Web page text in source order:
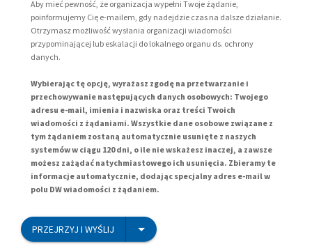
Aby mieć pewność, że organizacja wypełni Twoje żądanie,
poinformujemy Cię e-mailem, gdy nadejdzie czas na dalsze działanie.
Otrzymasz możliwość wysłania organizacji wiadomości
przypominającej lub eskalacji do lokalnego organu ds. ochrony
danych.
Wybierając tę opcję, wyrażasz zgodę na przetwarzanie i
przechowywanie następujących danych osobowych: Twojego
adresu e-mail, imienia i nazwiska oraz treści Twoich
wiadomości z żądaniami. Wszystkie dane osobowe związane z
tym żądaniem zostaną automatycznie usunięte z naszych
systemów w ciągu 120 dni, o ile nie wskażesz inaczej, a zawsze
możesz zażądać natychmiastowego ich usunięcia. Zbieramy te
informacje automatycznie, dodając specjalny adres e-mail w
polu DW wiadomości z żądaniem.
PRZEJRZYJ I WYŚLIJ